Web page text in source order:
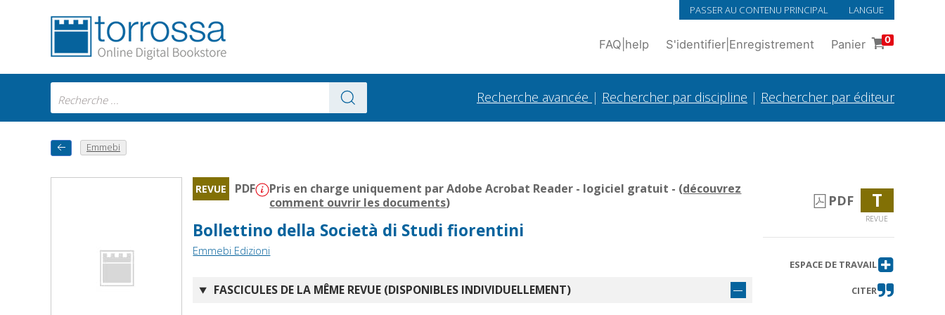
PASSER AU CONTENU PRINCIPAL LANGUE
FAQ help S'identifier Enregistrement Panier 0
Recherche avancée | Rechercher par discipline | Rechercher par éditeur
Emmebi
REVUE PDF Pris en charge uniquement par Adobe Acrobat Reader - logiciel gratuit - (découvrez
comment ouvrir les documents)
Bollettino della Società di Studi fiorentini
Emmebi Edizioni
FASCICULES DE LA MÊME REVUE (DISPONIBLES INDIVIDUELLEMENT)
PDF T
REVUE
ESPACE DE TRAVAIL
CITER